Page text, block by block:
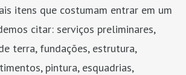
itens que costumam entrar em um
citar: serviços preliminares,
terra, fundações, estrutura,
pintura, esquadrias,